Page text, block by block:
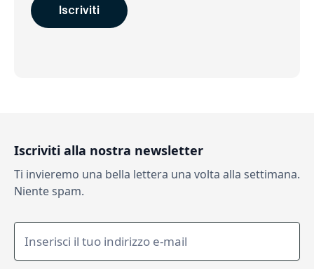
Iscriviti alla nostra newsletter
Ti invieremo una bella lettera una volta alla settimana.
Niente spam.